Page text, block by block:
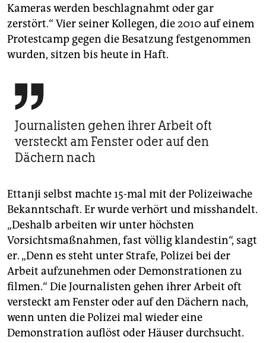
Kameras werden beschlagnahmt oder gar
zerstört.“ Vier seiner Kollegen, die 2010 auf einem
Protestcamp gegen die Besatzung festgenommen
wurden, sitzen bis heute in Haft.

Journalisten gehen ihrer Arbeit oft
versteckt am Fenster oder auf den
Dächern nach
Ettanji selbst machte 15-mal mit der Polizeiwache
Bekanntschaft. Er wurde verhört und misshandelt.
„Deshalb arbeiten wir unter höchsten
Vorsichtsmaßnahmen, fast völlig klandestin“, sagt
er. „Denn es steht unter Strafe, Polizei bei der
Arbeit aufzunehmen oder Demonstrationen zu
filmen.“ Die Journalisten gehen ihrer Arbeit oft
versteckt am Fenster oder auf den Dächern nach,
wenn unten die Polizei mal wieder eine
Demonstration auflöst oder Häuser durchsucht.